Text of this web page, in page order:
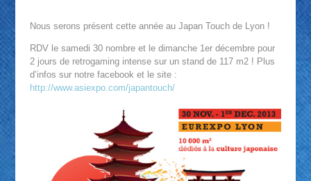
Nous serons présent cette année au Japan Touch de Lyon !
RDV le samedi 30 nombre et le dimanche 1er décembre pour
2 jours de retrogaming intense sur un stand de 117 m2 ! Plus
d’infos sur notre facebook et le site :
http://www.asiexpo.com/japantouch/